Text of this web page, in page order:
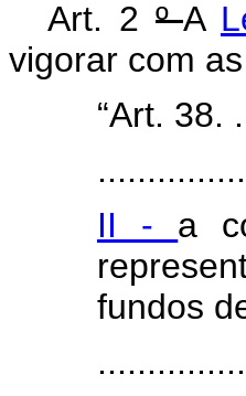
Art. 2 ºA
vigorar com
“Art. 38.
II - a
fundos